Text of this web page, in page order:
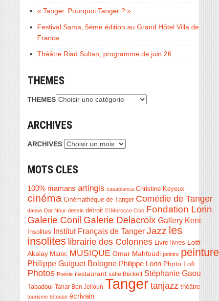
« Tanger. Pourquoi Tanger ? »
Festival Sama, 5éme édition au Grand Hôtel Villa de
France.
Théâtre Riad Sultan, programme de juin 26.
THEMES
THEMES
ARCHIVES
ARCHIVES
MOTS CLES
100% mamans artingis casablanca Christine Keyeux
cinéma Cinémathèque de Tanger Comédie de Tanger
danse Dar Nour dessin détroit El Morocco Club Fondation Lorin
Galerie Conil Galerie Delacroix Gallery Kent
Insolites Institut Français de Tanger Jazz les
insolites librairie des Colonnes Livre livres Lotfi
Akalay Maroc MUSIQUE Omar Mahfoudi peintre peinture
Philippe Guiguet Bologne Philippe Lorin Photo Loft
Photos Poésie restaurant salle Beckett Stéphanie Gaou
Tabadoul Tahar Ben Jelloun Tanger tanjazz théâtre
tourisme tétouan écrivain